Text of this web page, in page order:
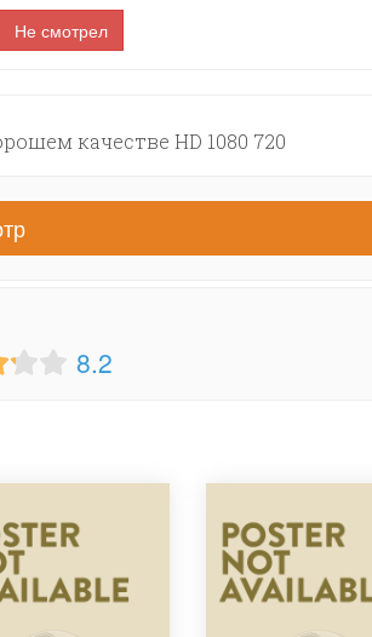
Не смотрел
качестве HD 1080 720
8.2